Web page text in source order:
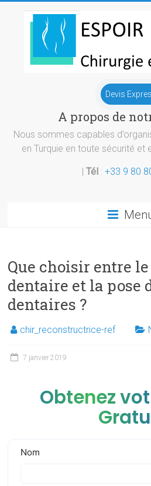
esthetique
Turquie
Devis
A propos de
Nous sommes capables
en Turquie en toute sécurité et
|Tél :+33 9 80
Que choisir entre
dentaire et la pose
dentaires ?
chir_reconstructrice-ref
7 janvier 2019
Obtenez